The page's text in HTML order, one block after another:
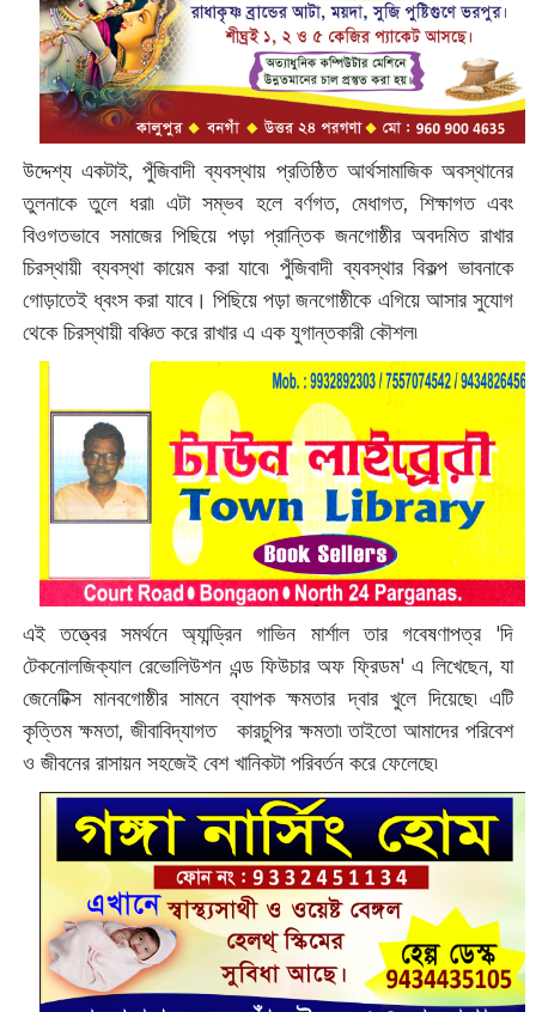
উদ্দেশ্য একটাই, পুঁজিবাদী ব্যবস্থায় প্রতিষ্ঠিত আর্থসামাজিক অবস্থানের
তুলনাকে তুলে ধরা৷ এটা সম্ভব হলে বর্ণগত, মেধাগত, শিক্ষাগত এবং
বিওগতভাবে সমাজের পিছিয়ে পড়া প্রান্তিক জনগোষ্ঠীর অবদমিত রাখার
চিরস্থায়ী ব্যবস্থা কায়েম করা যাবে৷ পুঁজিবাদী ব্যবস্থার বিকল্প ভাবনাকে
গোড়াতেই ধ্বংস করা যাবে। পিছিয়ে পড়া জনগোষ্ঠীকে এগিয়ে আসার সুযোগ
থেকে চিরস্থায়ী বঞ্চিত করে রাখার এ এক যুগান্তকারী কৌশল৷
এই তত্ত্বের সমর্থনে অ্যান্ড্রিন গাভিন মার্শাল তার গবেষণাপত্র 'দি
টেকনোলজিক্যাল রেভোলিউশন এন্ড ফিউচার অফ ফ্রিডম' এ লিখেছেন, যা
জেনেটিক্স মানবগোষ্ঠীর সামনে ব্যাপক ক্ষমতার দ্বার খুলে দিয়েছে৷ এটি
কৃত্তিম ক্ষমতা, জীবাবিদ্যাগত কারচুপির ক্ষমতা৷ তাইতো আমাদের পরিবেশ
ও জীবনের রাসায়ন সহজেই বেশ খানিকটা পরিবর্তন করে ফেলেছে৷